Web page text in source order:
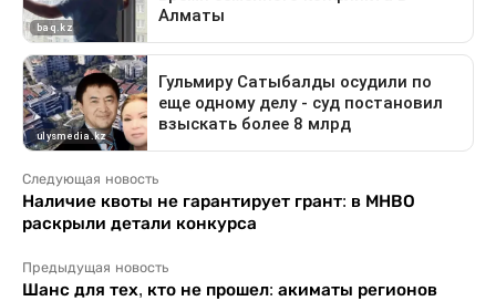
Следующая новость
Наличие квоты не гарантирует грант: в МНВО
раскрыли детали конкурса
Предыдущая новость
Шанс для тех, кто не прошел: акиматы регионов